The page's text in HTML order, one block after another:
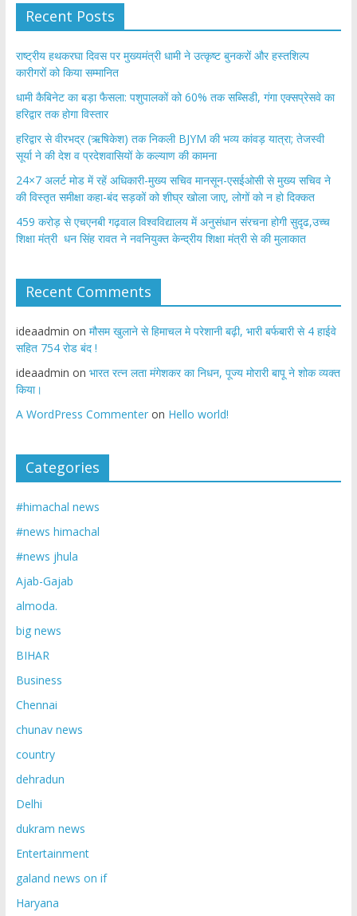
Recent Posts
राष्ट्रीय हथकरघा दिवस पर मुख्यमंत्री धामी ने उत्कृष्ट बुनकरों और हस्तशिल्प
कारीगरों को किया सम्मानित
​धामी कैबिनेट का बड़ा फैसला: पशुपालकों को 60% तक सब्सिडी, गंगा एक्सप्रेसवे का
हरिद्वार तक होगा विस्तार
​हरिद्वार से वीरभद्र (ऋषिकेश) तक निकली BJYM की भव्य कांवड़ यात्रा; तेजस्वी
सूर्या ने की देश व प्रदेशवासियों के कल्याण की कामना
24×7 अलर्ट मोड में रहें अधिकारी-मुख्य सचिव मानसून-एसईओसी से मुख्य सचिव ने
की विस्तृत समीक्षा कहा-बंद सड़कों को शीघ्र खोला जाए, लोगों को न हो दिक्कत
459 करोड़ से एचएनबी गढ़वाल विश्वविद्यालय में अनुसंधान संरचना होगी सुदृढ,उच्च
शिक्षा मंत्री धन सिंह रावत ने नवनियुक्त केन्द्रीय शिक्षा मंत्री से की मुलाकात
Recent Comments
ideaadmin on मौसम खुलाने से हिमाचल मे परेशानी बढ़ी, भारी बर्फबारी से 4 हाईवे
सहित 754 रोड बंद !
ideaadmin on भारत रत्न लता मंगेशकर का निधन, पूज्य मोरारी बापू ने शोक व्यक्त
किया।
A WordPress Commenteron Hello world!
Categories
#himachal news
#news himachal
#news jhula
Ajab-Gajab
almoda.
big news
BIHAR
Business
Chennai
chunav news
country
dehradun
Delhi
dukram news
Entertainment
galand news on if
Haryana